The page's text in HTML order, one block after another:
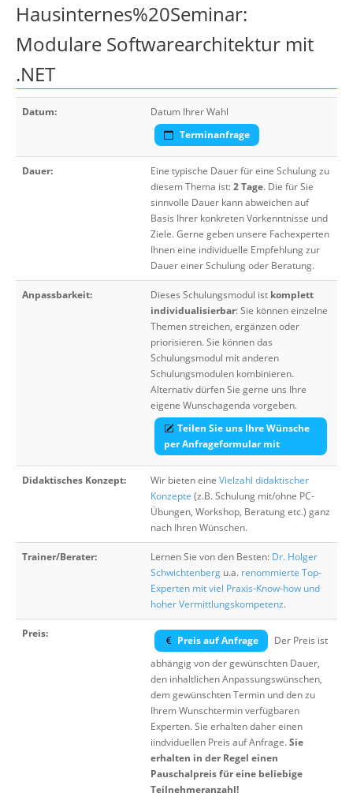
Hausinternes%20Seminar:
Modulare Softwarearchitektur mit
.NET
Datum:
Datum Ihrer Wahl
Terminanfrage
Dauer:
Eine typische Dauer für eine Schulung zu
diesem Thema ist:2 Tage. Die für Sie
sinnvolle Dauer kann abweichen auf
Basis Ihrer konkreten Vorkenntnisse und
Ziele. Gerne geben unsere Fachexperten
Ihnen eine individuelle Empfehlung zur
Dauer einer Schulung oder Beratung.
Anpassbarkeit: Dieses Schulungsmodul ist komplett
individualisierbar: Sie können einzelne
Themen streichen, ergänzen oder
priorisieren. Sie können das
Schulungsmodul mit anderen
Schulungsmodulen kombinieren.
Alternativ dürfen Sie gerne uns Ihre
eigene Wunschagenda vorgeben.
Teilen Sie uns Ihre Wünsche
per Anfrageformular mit
Didaktisches Konzept: Wir bieten eine Vielzahl didaktischer
Konzepte (z.B. Schulung mit/ohne PC-
Übungen, Workshop, Beratung etc.) ganz
nach Ihren Wünschen.
Trainer/Berater: Lernen Sie von den Besten: Dr. Holger
Schwichtenberg u.a. renommierte Top-
Experten mit viel Praxis-Know-how und
hoher Vermittlungskompetenz.
Preis:
Preis auf Anfrage
Der Preis ist
abhängig von der gewünschten Dauer,
den inhaltlichen Anpassungswünschen,
dem gewünschten Termin und den zu
Ihrem Wunschtermin verfügbaren
Experten. Sie erhalten daher einen
iindviduellen Preis auf Anfrage.Sie
erhalten in der Regel einen
Pauschalpreis für eine beliebige
Teilnehmeranzahl!